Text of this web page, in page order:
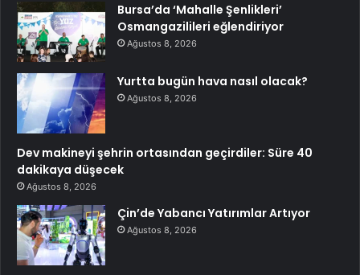
Bursa’da ‘Mahalle Şenlikleri’
Osmangazilileri eğlendiriyor
Ağustos 8, 2026
Yurtta bugün hava nasıl olacak?
Ağustos 8, 2026
Dev makineyi şehrin ortasından geçirdiler: Süre 40
dakikaya düşecek
Ağustos 8, 2026
Çin’de Yabancı Yatırımlar Artıyor
Ağustos 8, 2026